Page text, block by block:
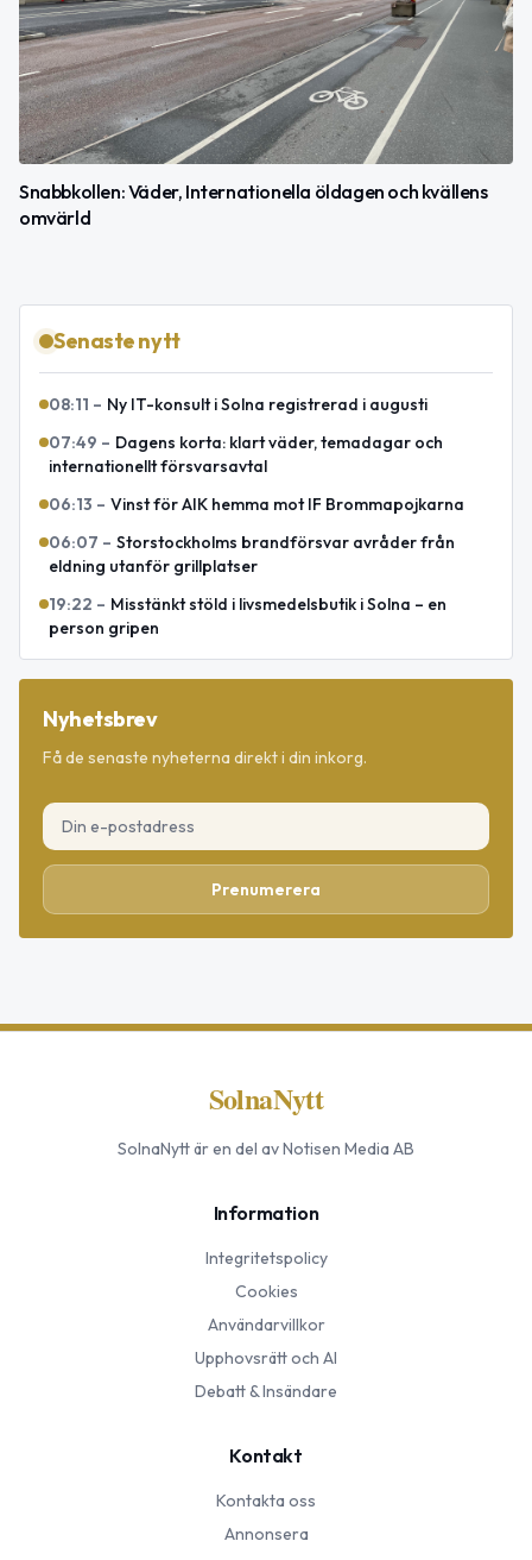
Snabbkollen: Väder, Internationella öldagen och kvällens
omvärld
Senaste nytt
08:11 – Ny IT-konsult i Solna registrerad i augusti
07:49 – Dagens korta: klart väder, temadagar och
internationellt försvarsavtal
06:13 – Vinst för AIK hemma mot IF Brommapojkarna
06:07 – Storstockholms brandförsvar avråder från
eldning utanför grillplatser
19:22 – Misstänkt stöld i livsmedelsbutik i Solna – en
person gripen
Nyhetsbrev
Få de senaste nyheterna direkt i din inkorg.
Prenumerera
SolnaNytt
SolnaNyttär en del av Notisen Media AB
Information
Integritetspolicy
Cookies
Användarvillkor
Upphovsrätt och AI
Debatt & Insändare
Kontakt
Kontakta oss
Annonsera